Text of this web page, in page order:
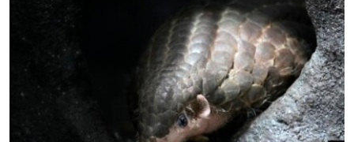
中东
非洲
人权·法律·宗教
军事
热点专题
国会报道
美中关系
VOA视频
VOA今日焦点
中文广播